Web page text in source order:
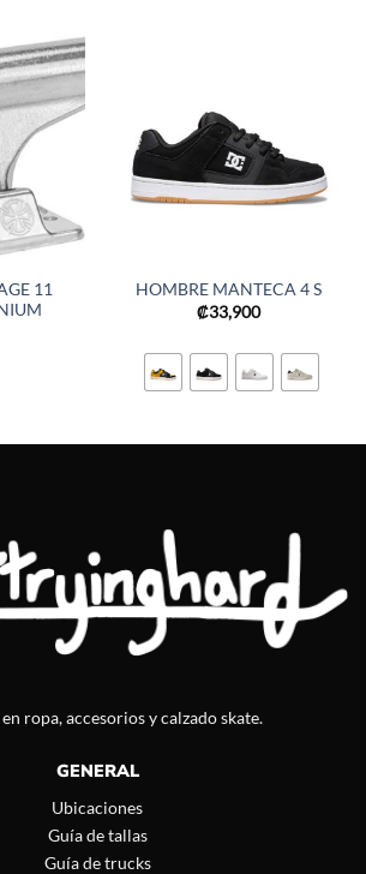
11
HOMBRE MANTECA 4 S
₡33,900
ropa, accesorios y calzado skate.
GENERAL
Ubicaciones
Guía de tallas
Guía de trucks